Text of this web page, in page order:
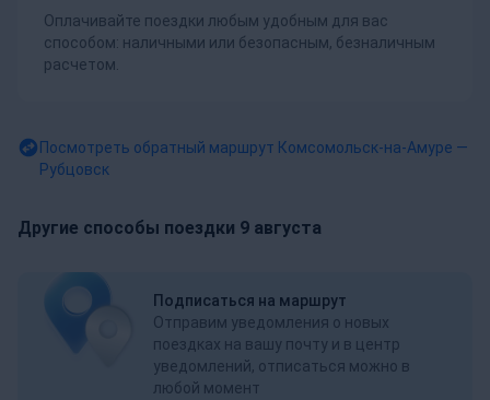
Оплачивайте поездки любым удобным для вас
способом: наличными или безопасным, безналичным
расчетом.
Посмотреть обратный маршрут Комсомольск-на-Амуре —
Рубцовск
Другие способы поездки 9 августа
Подписаться на маршрут
Отправим уведомления о новых
поездках на вашу почту и в центр
уведомлений, отписаться можно в
любой момент